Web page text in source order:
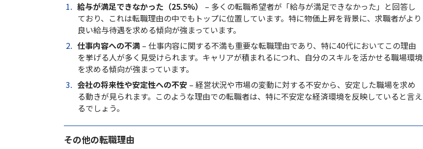
給与が満足できなかった（25.5%）
– 多くの転職希望者が「給与が満足できなかった」と回答し
ており、これは転職理由の中でもトップに位置しています。特に物価上昇を背景に、求職者がより
良い給与待遇を求める傾向が強まっています。
仕事内容への不満 – 仕事内容に関する不満も重要な転職理由であり、特に40代においてこの理由
を挙げる人が多く見受けられます。キャリアが積まれるにつれ、自分のスキルを活かせる職場環境
を求める傾向が強まっています。
会社の将来性や安定性への不安 – 経営状況や市場の変動に対する不安から、安定した職場を求め
る動きが見られます。このような理由での転職者は、特に不安定な経済環境を反映していると言え
るでしょう。
その他の転職理由